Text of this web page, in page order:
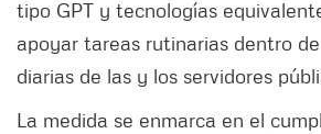
tipo GPT y tecnologías
apoyar tareas rutinarias dentro
diarias de las y los servidores
La medida se enmarca en el